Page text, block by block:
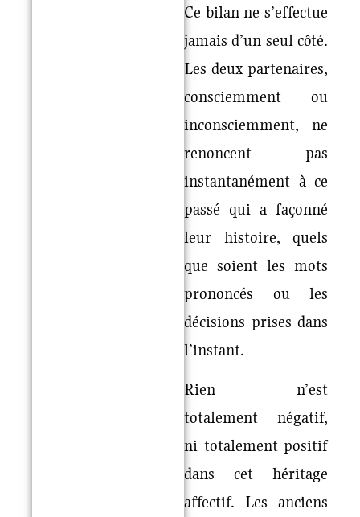
Ce bilan ne s’effectue
jamais d’un seul côté.
Les deux partenaires,
consciemment ou
inconsciemment, ne
renoncent pas
instantanément à ce
passé qui a façonné
leur histoire, quels
que soient les mots
prononcés ou les
décisions prises dans
l’instant.
Rien n’est
totalement négatif,
ni totalement positif
dans cet héritage
affectif. Les anciens